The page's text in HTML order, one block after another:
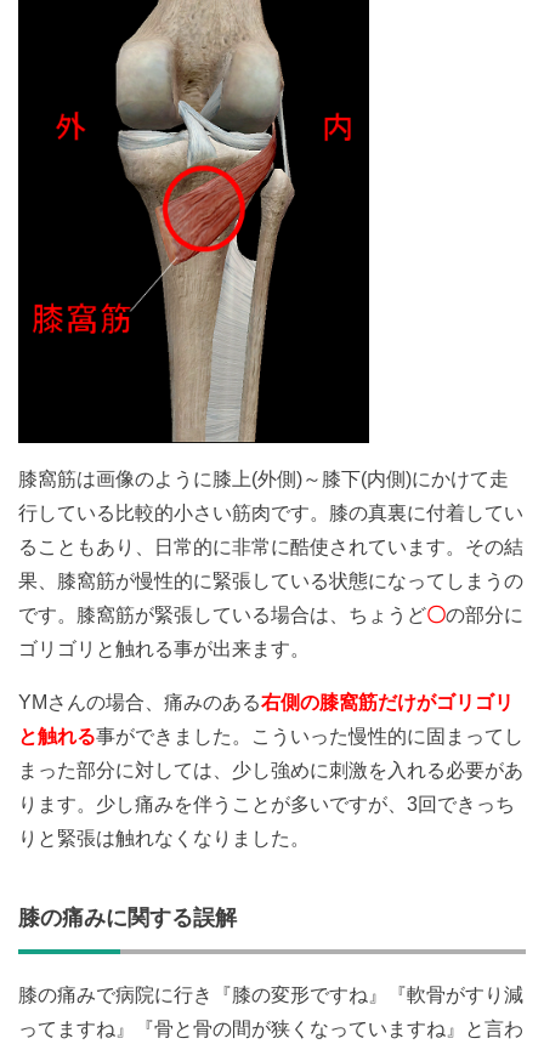
膝窩筋は画像のように膝上(外側)～膝下(内側)にかけて走
行している比較的小さい筋肉です。膝の真裏に付着してい
ることもあり、日常的に非常に酷使されています。その結
果、膝窩筋が慢性的に緊張している状態になってしまうの
です。膝窩筋が緊張している場合は、ちょうど〇の部分に
ゴリゴリと触れる事が出来ます。
YMさんの場合、痛みのある右側の膝窩筋だけがゴリゴリ
と触れる事ができました。こういった慢性的に固まってし
まった部分に対しては、少し強めに刺激を入れる必要があ
ります。少し痛みを伴うことが多いですが、3回できっち
りと緊張は触れなくなりました。
膝の痛みに関する誤解
膝の痛みで病院に行き『膝の変形ですね』『軟骨がすり減
ってますね』『骨と骨の間が狭くなっていますね』と言わ